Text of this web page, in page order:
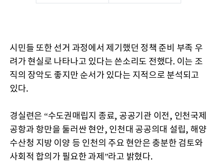
시민들 또한 선거 과정에서 제기했던 정책 준비 부족 우
려가 현실로 나타나고 있다는 쓴소리도 전했다. 이는 조
직의 장악도 좋지만 순서가 있다는 지적으로 분석되고
있다.
경실련은 “수도권매립지 종료, 공공기관 이전, 인천국제
공항과 항만을 둘러싼 현안, 인천대 공공의대 설립, 해양
수산청 지방 이양 등 인천의 주요 현안은 충분한 검토와
사회적 합의가 필요한 과제”라고 밝혔다.